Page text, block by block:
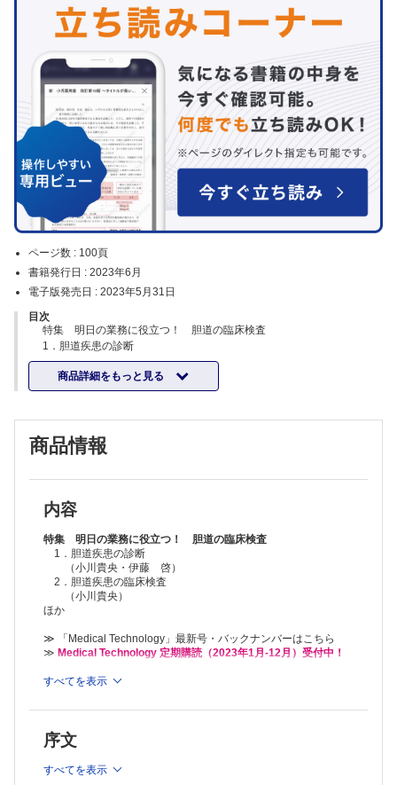
ページ数 : 100頁
書籍発行日 : 2023年6月
電子版発売日 : 2023年5月31日
目次
特集 明日の業務に役立つ！ 胆道の臨床検査
1．胆道疾患の診断
（小川貴央・伊藤 啓）
2．胆道疾患の臨床検査
（小川貴央）
（関根智紀）
2）胆嚢炎のチェックポイント
（中岡和徳・大野栄三郎・田中浩敬・葛谷貞二・廣岡芳樹）
4）肝外胆管癌・乳頭部癌のチェックポイント
（岡庭信司）
5）その他の胆道疾患のチェックポイント
（藤光律子・吉岡晋吾・佐藤雅之・山内皓介・佐藤誠也・冨田昌良・
吉満研吾）
4．胆道の画像診断
1）CT・MRI検査
（禹 潤・佐野勝廣）
2）各種内視鏡検査の特徴と位置づけ
土居雅宗・永山林太郎・丸尾 達・野間栄次郎）
臨床検査技術の温故知新
（廣井禎之）
話題―NEWS&TOPICS
（薬師寺史厚・薬師寺恒紀・藤田 浩・村田実希郎）
商品詳細をもっと見る
商品情報
内容
特集 明日の業務に役立つ！ 胆道の臨床検査
1．胆道疾患の診断
（小川貴央・伊藤 啓）
2．胆道疾患の臨床検査
（小川貴央）
ほか
≫ 「Medical Technology」最新号・バックナンバーはこちら
≫ Medical Technology 定期購読（2023年1月-12月）受付中！
※本製品はPCでの閲覧も可能です。
境で閲覧可能なPDF版をご覧いただけます。詳細はこちらでご確
推奨ブラウザ： Firefox 最新版 / Google Chrome 最新版 / Safari
最新版
すべてを表示
序文
すべてを表示